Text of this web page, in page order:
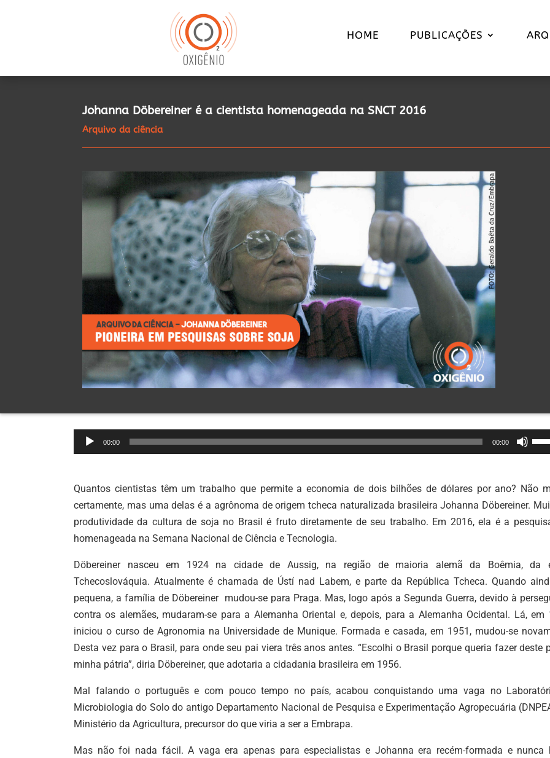
HOME PUBLICAÇÕES
Johanna Döbereiner é a cientista homenageada na SNCT 2016
Arquivo da ciência
Tocador
de
00:00 00:00
Use
as
para
ou
ou
o
Quantos cientistas têm um trabalho que permite a economia de dois bilhões de dólares por ano? Não
certamente, mas uma delas é a agrônoma de origem tcheca naturalizada brasileira Johanna Döbereiner.
produtividade da cultura de soja no Brasil é fruto diretamente de seu trabalho. Em 2016, ela é a
homenageada na Semana Nacional de Ciência e Tecnologia.
Döbereiner nasceu em 1924 na cidade de Aussig, na região de maioria alemã da Boêmia, da
Tchecoslováquia. Atualmente é chamada de Ústí nad Labem, e parte da República Tcheca. Quando
pequena, a família de Döbereiner mudou-se para Praga. Mas, logo após a Segunda Guerra, devido à
contra os alemães, mudaram-se para a Alemanha Oriental e, depois, para a Alemanha Ocidental. Lá, em
iniciou o curso de Agronomia na Universidade de Munique. Formada e casada, em 1951, mudou-se
Desta vez para o Brasil, para onde seu pai viera três anos antes. “Escolhi o Brasil porque queria fazer deste
minha pátria”, diria Döbereiner, que adotaria a cidadania brasileira em 1956.
Mal falando o português e com pouco tempo no país, acabou conquistando uma vaga no
Microbiologia do Solo do antigo Departamento Nacional de Pesquisa e Experimentação Agropecuária
Ministério da Agricultura, precursor do que viria a ser a Embrapa.
Mas não foi nada fácil. A vaga era apenas para especialistas e Johanna era recém-formada e nunca